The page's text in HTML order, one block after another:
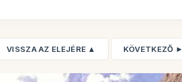
VISSZA AZ ELEJÉRE ▲ KÖVETKEZŐ ►